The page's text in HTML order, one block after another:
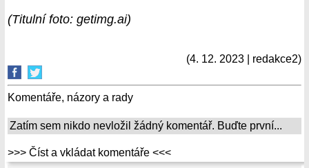
(Titulní foto: getimg.ai)
(4. 12. 2023 | redakce2)
Komentáře, názory a rady
Zatím sem nikdo nevložil žádný komentář. Buďte první...
>>> Číst a vkládat komentáře <<<